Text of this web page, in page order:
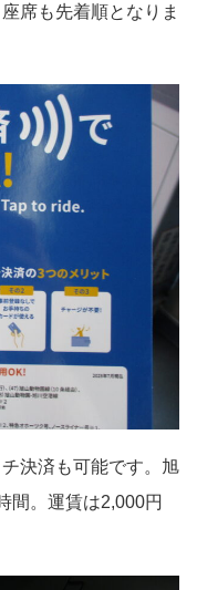
席も先着順となりま
決済も可能です。旭
間。運賃は2,000円